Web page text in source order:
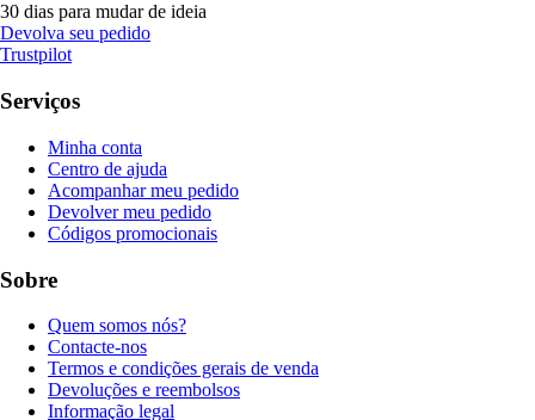
30 dias para mudar de ideia
Devolva seu pedido
Trustpilot
Serviços
Minha conta
Centro de ajuda
Acompanhar meu pedido
Devolver meu pedido
Códigos promocionais
Sobre
Quem somos nós?
Contacte-nos
Termos e condições gerais de venda
Devoluções e reembolsos
Informação legal